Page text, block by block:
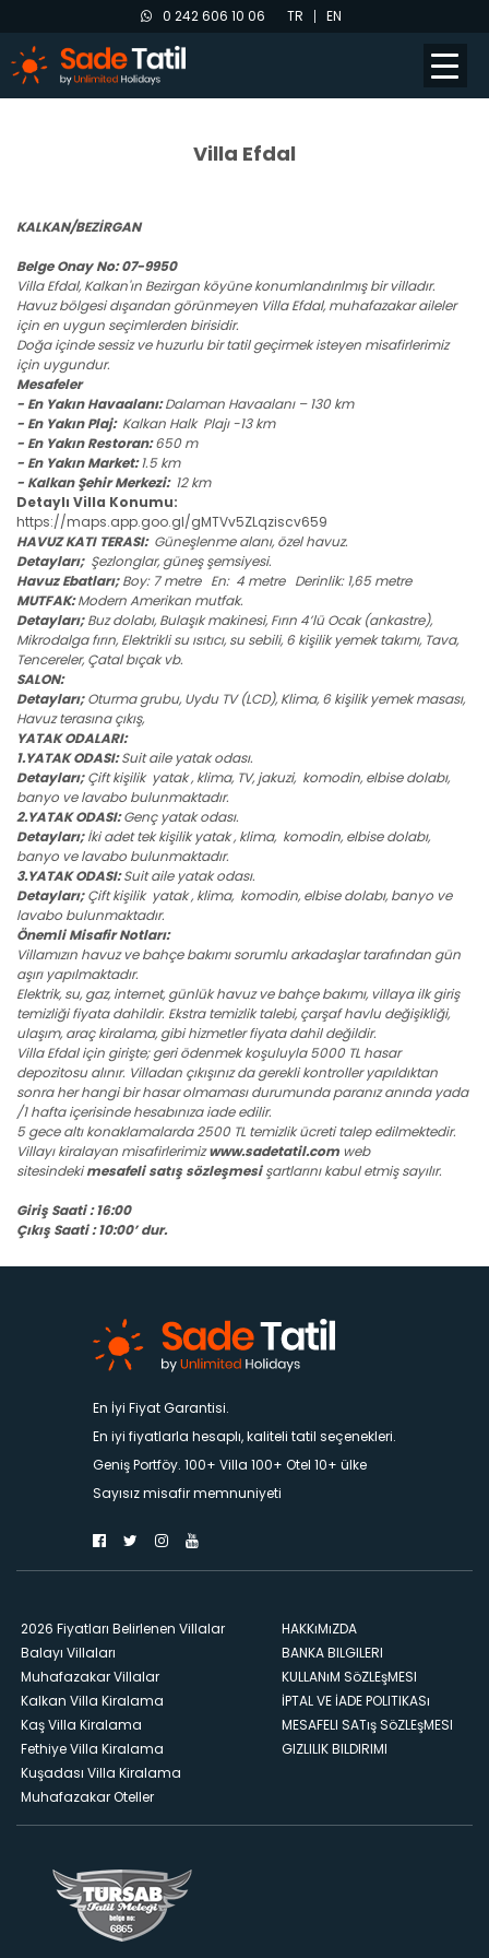
0 242 606 10 06 TR EN
Villa Efdal
KALKAN/BEZİRGAN
Belge Onay No: 07-9950
Villa Efdal, Kalkan'ın Bezirgan köyüne konumlandırılmış bir villadır.
Havuz bölgesi dışarıdan görünmeyen Villa Efdal, muhafazakar aileler
için en uygun seçimlerden birisidir.
Doğa içinde sessiz ve huzurlu bir tatil geçirmek isteyen misafirlerimiz
için uygundur.
Mesafeler
- En Yakın Havaalanı:Dalaman Havaalanı – 130 km
- En Yakın Plaj: Kalkan Halk Plajı -13 km
- En Yakın Restoran:650 m
- En Yakın Market:1.5 km
- Kalkan Şehir Merkezi: 12 km
Detaylı Villa Konumu:
https://maps.app.goo.gl/gMTVv5ZLqziscv659
HAVUZ KATI TERASI:Güneşlenme alanı, özel havuz.
Detayları;Şezlonglar, güneş şemsiyesi.
Havuz Ebatları;Boy: 7 metre En: 4 metre Derinlik: 1,65 metre
MUTFAK:Modern Amerikan mutfak.
Detayları;Buz dolabı, Bulaşık makinesi, Fırın 4’lü Ocak (ankastre),
Mikrodalga fırın, Elektrikli su ısıtıcı, su sebili, 6 kişilik yemek takımı, Tava,
Tencereler, Çatal bıçak vb.
SALON:
Detayları;Oturma grubu, Uydu TV (LCD), Klima, 6 kişilik yemek masası,
Havuz terasına çıkış,
YATAK ODALARI:
1.YATAK ODASI:Suit aile yatak odası.
Detayları;Çift kişilik yatak , klima, TV, jakuzi, komodin, elbise dolabı,
banyo ve lavabo bulunmaktadır.
2.YATAK ODASI:Genç yatak odası.
Detayları;İki adet tek kişilik yatak , klima, komodin, elbise dolabı,
banyo ve lavabo bulunmaktadır.
3.YATAK ODASI:Suit aile yatak odası.
Detayları;Çift kişilik yatak , klima, komodin, elbise dolabı, banyo ve
lavabo bulunmaktadır.
Önemli Misafir Notları:
Villamızın havuz ve bahçe bakımı sorumlu arkadaşlar tarafından gün
aşırı yapılmaktadır.
Elektrik, su, gaz, internet, günlük havuz ve bahçe bakımı, villaya ilk giriş
temizliği fiyata dahildir. Ekstra temizlik talebi, çarşaf havlu değişikliği,
ulaşım, araç kiralama, gibi hizmetler fiyata dahil değildir.
Villa Efdal için girişte; geri ödenmek koşuluyla 5000 TL hasar
depozitosu alınır. Villadan çıkışınız da gerekli kontroller yapıldıktan
sonra her hangi bir hasar olmaması durumunda paranız anında yada
/1 hafta içerisinde hesabınıza iade edilir.
5 gece altı konaklamalarda 2500 TL temizlik ücreti talep edilmektedir.
Villayı kiralayan misafirlerimizwww.sadetatil.com web
sitesindekimesafeli satış sözleşmesişartlarını kabul etmiş sayılır.
Giriş Saati : 16:00
Çıkış Saati : 10:00’ dur.
En İyi Fiyat Garantisi.
En iyi fiyatlarla hesaplı, kaliteli tatil seçenekleri.
Geniş Portföy. 100+ Villa 100+ Otel 10+ ülke
Sayısız misafir memnuniyeti
2026 Fiyatları Belirlenen Villalar
Balayı Villaları
Muhafazakar Villalar
Kalkan Villa Kiralama
Kaş Villa Kiralama
Fethiye Villa Kiralama
Kuşadası Villa Kiralama
Muhafazakar Oteller
HAKKıMıZDA
BANKA BILGILERI
KULLANıM SöZLEşMESI
İPTAL VE İADE POLITIKASı
MESAFELI SATış SöZLEşMESI
GIZLILIK BILDIRIMI